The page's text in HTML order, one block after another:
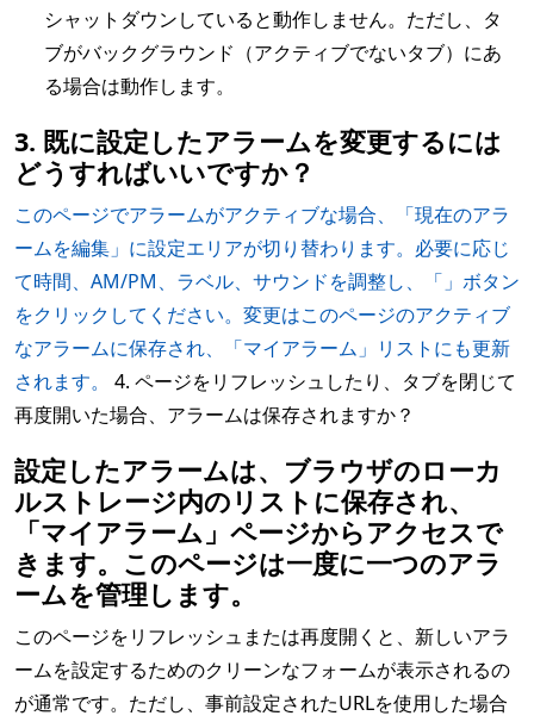
シャットダウンしていると動作しません。ただし、タ
ブがバックグラウンド（アクティブでないタブ）にあ
る場合は動作します。
3. 既に設定したアラームを変更するには
どうすればいいですか？
このページでアラームがアクティブな場合、「現在のアラ
ームを編集」に設定エリアが切り替わります。必要に応じ
て時間、AM/PM、ラベル、サウンドを調整し、「」ボタン
をクリックしてください。変更はこのページのアクティブ
なアラームに保存され、「マイアラーム」リストにも更新
されます。
4. ページをリフレッシュしたり、タブを閉じて
再度開いた場合、アラームは保存されますか？
設定したアラームは、ブラウザのローカ
ルストレージ内のリストに保存され、
「マイアラーム」ページからアクセスで
きます。このページは一度に一つのアラ
ームを管理します。
このページをリフレッシュまたは再度開くと、新しいアラ
ームを設定するためのクリーンなフォームが表示されるの
が通常です。ただし、事前設定されたURLを使用した場合